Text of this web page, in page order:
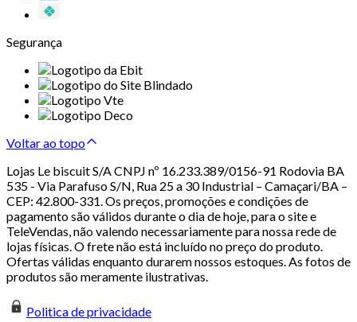
Segurança
Voltar ao topo
Lojas Le biscuit S/A CNPJ nº 16.233.389/0156-91 Rodovia BA
535 - Via Parafuso S/N, Rua 25 a 30 Industrial – Camaçari/BA –
CEP: 42.800-331. Os preços, promoções e condições de
pagamento são válidos durante o dia de hoje, para o site e
TeleVendas, não valendo necessariamente para nossa rede de
lojas físicas. O frete não está incluído no preço do produto.
Ofertas válidas enquanto durarem nossos estoques. As fotos de
produtos são meramente ilustrativas.
Politica de privacidade